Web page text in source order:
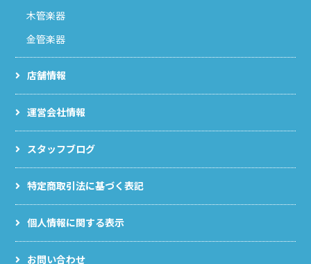
木管楽器
金管楽器
店舗情報
運営会社情報
スタッフブログ
特定商取引法に基づく表記
個人情報に関する表示
お問い合わせ